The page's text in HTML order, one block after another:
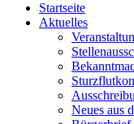
Startseite
Aktuelles
Neues aus